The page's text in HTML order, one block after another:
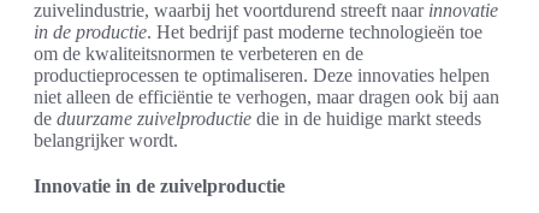
zuivelindustrie, waarbij het voortdurend streeft naar innovatie
in de productie. Het bedrijf past moderne technologieën toe
om de kwaliteitsnormen te verbeteren en de
productieprocessen te optimaliseren. Deze innovaties helpen
niet alleen de efficiëntie te verhogen, maar dragen ook bij aan
de duurzame zuivelproductie die in de huidige markt steeds
belangrijker wordt.
Innovatie in de zuivelproductie